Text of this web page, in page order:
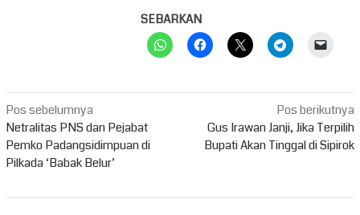
SEBARKAN
Navigasi
pos
Pos sebelumnya
Netralitas PNS dan Pejabat
Pemko Padangsidimpuan di
Pilkada ‘Babak Belur’
Pos berikutnya
Gus Irawan Janji, Jika Terpilih
Bupati Akan Tinggal di Sipirok